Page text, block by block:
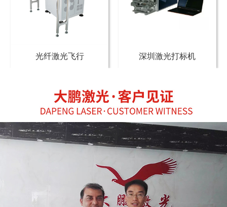
光纤激光飞行 深圳激光打标机